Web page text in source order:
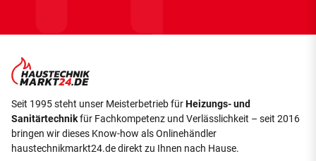
Seit 1995 steht unser Meisterbetrieb fürHeizungs- und
Sanitärtechnikfür Fachkompetenz und Verlässlichkeit – seit 2016
bringen wir dieses Know-how als Onlinehändler
haustechnikmarkt24.de direkt zu Ihnen nach Hause.